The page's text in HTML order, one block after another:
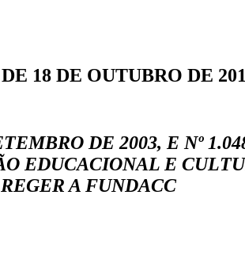
18 DE OUTUBRO DE
DE 2003, E Nº
EDUCACIONAL E
A FUNDACC